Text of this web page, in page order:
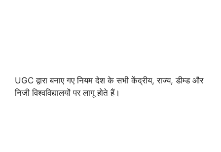
UGC द्वारा बनाए गए नियम देश के सभी केंद्रीय, राज्य, डीम्ड और
निजी विश्वविद्यालयों पर लागू होते हैं।